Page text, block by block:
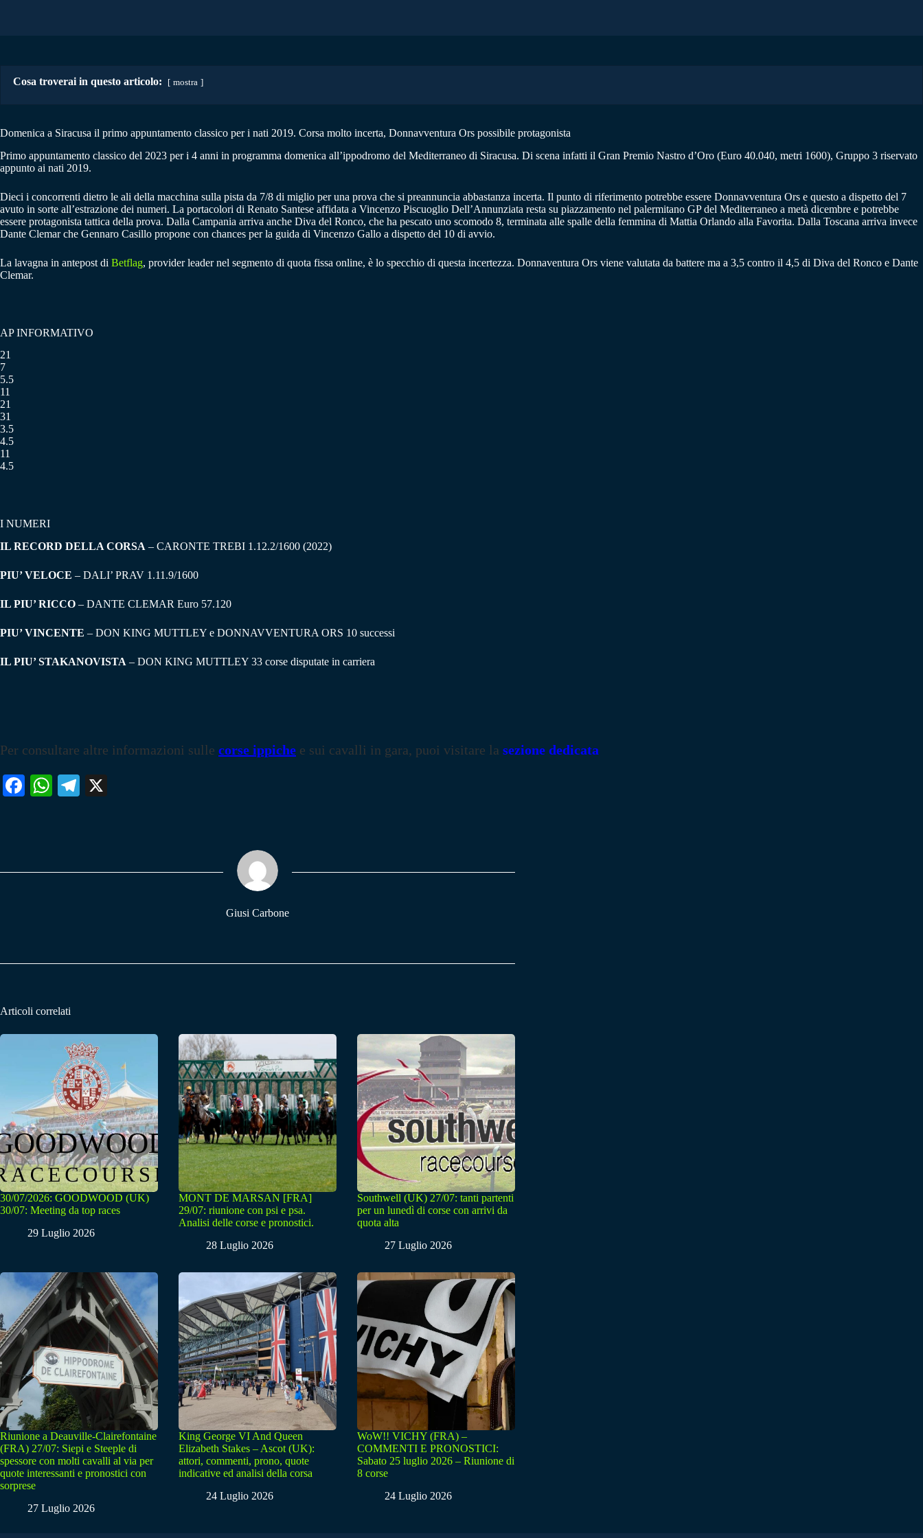
Cosa troverai in questo articolo: mostra
Domenica a Siracusa il primo appuntamento classico per i nati 2019. Corsa molto incerta, Donnavventura Ors possibile protagonista
Primo appuntamento classico del 2023 per i 4 anni in programma domenica all’ippodromo del Mediterraneo di Siracusa. Di scena infatti il Gran Premio Nastro d’Oro (Euro 40.040, metri 1600), Gruppo 3 riservato
appunto ai nati 2019.
Dieci i concorrenti dietro le ali della macchina sulla pista da 7/8 di miglio per una prova che si preannuncia abbastanza incerta. Il punto di riferimento potrebbe essere Donnavventura Ors e questo a dispetto del 7
avuto in sorte all’estrazione dei numeri. La portacolori di Renato Santese affidata a Vincenzo Piscuoglio Dell’Annunziata resta su piazzamento nel palermitano GP del Mediterraneo a metà dicembre e potrebbe
essere protagonista tattica della prova. Dalla Campania arriva anche Diva del Ronco, che ha pescato uno scomodo 8, terminata alle spalle della femmina di Mattia Orlando alla Favorita. Dalla Toscana arriva invece
Dante Clemar che Gennaro Casillo propone con chances per la guida di Vincenzo Gallo a dispetto del 10 di avvio.
La lavagna in antepost di Betflag, provider leader nel segmento di quota fissa online, è lo specchio di questa incertezza. Donnaventura Ors viene valutata da battere ma a 3,5 contro il 4,5 di Diva del Ronco e Dante
Clemar.
AP INFORMATIVO
21
7
5.5
11
21
31
3.5
4.5
11
4.5
I NUMERI
IL RECORD DELLA CORSA – CARONTE TREBI 1.12.2/1600 (2022)
PIU’ VELOCE – DALI’ PRAV 1.11.9/1600
IL PIU’ RICCO – DANTE CLEMAR Euro 57.120
PIU’ VINCENTE – DON KING MUTTLEY e DONNAVVENTURA ORS 10 successi
IL PIU’ STAKANOVISTA – DON KING MUTTLEY 33 corse disputate in carriera
Per consultare altre informazioni sulle corse ippiche e sui cavalli in gara, puoi visitare la sezione dedicata
Fa W
pp
Te
m
Giusi Carbone
Articoli correlati
30/07/2026: GOODWOOD (UK)
30/07: Meeting da top races
29 Luglio 2026
MONT DE MARSAN [FRA]
29/07: riunione con psi e psa.
Analisi delle corse e pronostici.
28 Luglio 2026
Southwell (UK) 27/07: tanti partenti
per un lunedì di corse con arrivi da
quota alta
27 Luglio 2026
Riunione a Deauville-Clairefontaine
(FRA) 27/07: Siepi e Steeple di
spessore con molti cavalli al via per
quote interessanti e pronostici con
sorprese
27 Luglio 2026
King George VI And Queen
Elizabeth Stakes – Ascot (UK):
attori, commenti, prono, quote
indicative ed analisi della corsa
24 Luglio 2026
WoW!! VICHY (FRA) –
COMMENTI E PRONOSTICI:
Sabato 25 luglio 2026 – Riunione di
8 corse
24 Luglio 2026